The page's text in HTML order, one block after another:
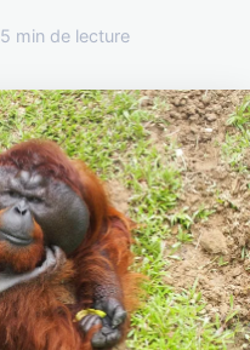
5 min de lecture